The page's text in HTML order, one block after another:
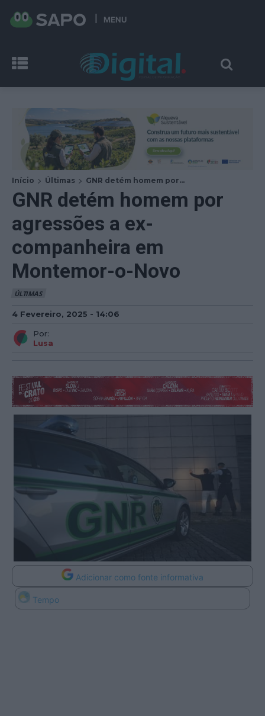
MENU
Início Últimas GNR detém homem por...
GNR detém homem por
agressões a ex-
companheira em
Montemor-o-Novo
ÚLTIMAS
4 Fevereiro, 2025 - 14:06
Por:
Lusa
Adicionar como fonte informativa
Tempo